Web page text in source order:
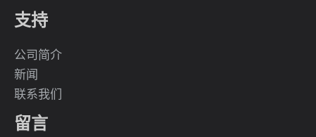
支持
公司简介
新闻
联系我们
留言